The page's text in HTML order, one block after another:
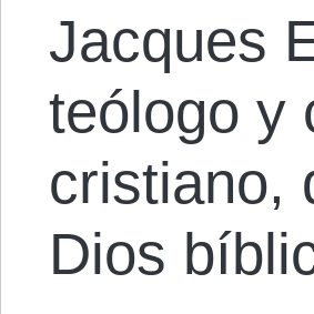
Jacques
teólogo y
cristiano,
Dios